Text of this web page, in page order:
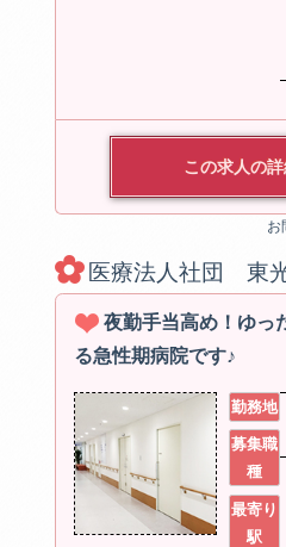
この求人の
お
医療法人社団 東
夜勤手当高め！ゆっ
る急性期病院です♪
勤務地
募集職
種
最寄り
駅